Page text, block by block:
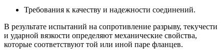
Требования к качеству и надежности соединений.
В результате испытаний на сопротивление разрыву, текучести
и ударной вязкости определяют механические свойства,
которые соответствуют той или иной паре фланцев.